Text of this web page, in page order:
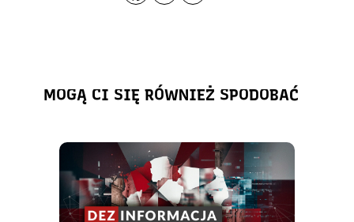
MOGĄ CI SIĘ RÓWNIEŻ SPODOBAĆ